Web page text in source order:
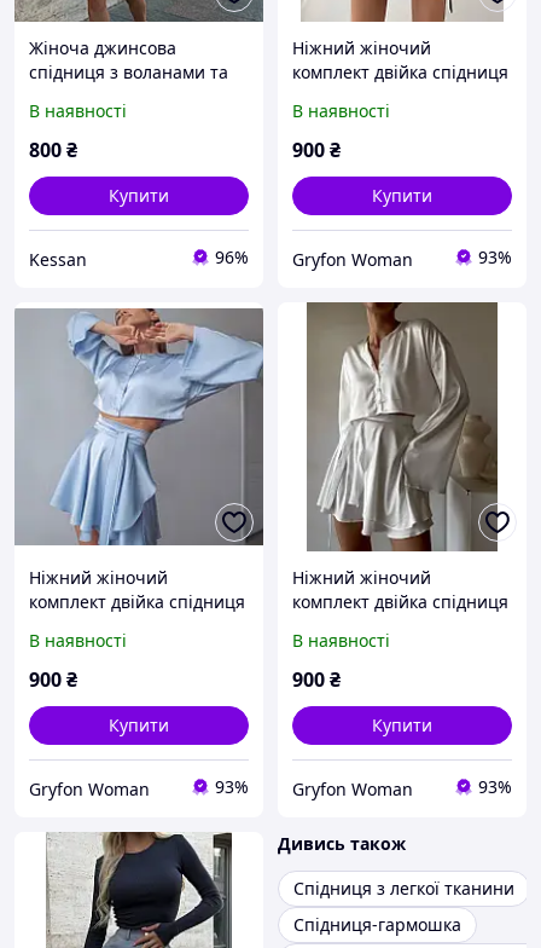
Жіноча джинсова
спідниця з воланами та
(турецький джинс-котон),
розміри 42-44, 46-48
В наявності
800₴
Купити
Kessan 96%
Ніжний жіночий
комплект двійка спідниця
укорочена сорочка
вільного крою на
широкими
В наявності
900₴
Купити
Gryfon Woman 93%
Ніжний жіночий
комплект двійка спідниця
укорочена сорочка
вільного крою на
широкими
В наявності
900₴
Купити
Gryfon Woman 93%
Ніжний жіночий
комплект двійка спідниця
укорочена сорочка
вільного крою на
широкими
В наявності
900₴
Купити
Gryfon Woman 93%
Дивись також
Спідниця з легкої тканини
Спідниця-гармошка